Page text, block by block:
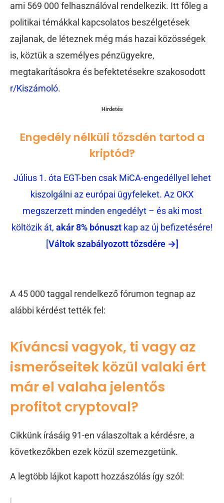
ami 569 000 felhasználóval rendelkezik. Itt főleg a
politikai témákkal kapcsolatos beszélgetések
zajlanak, de léteznek még más hazai közösségek
is, köztük a személyes pénzügyekre,
megtakarításokra és befektetésekre szakosodott
r/Kiszámoló.
Hirdetés
Engedély nélküli tőzsdén tartod a
kriptód?
Július 1. óta EGT-ben csak MiCA-engedéllyel lehet
kiszolgálni az európai ügyfeleket. Az OKX
megszerzett minden engedélyt – és aki most
költözik át, akár 8% bónusztkap az új befizetésére!
[Váltok szabályozott tőzsdére →]
A 45 000 taggal rendelkező fórumon tegnap az
alábbi kérdést tették fel:
Kíváncsi vagyok, ti vagy az
ismerőseitek közül valaki ért
már el valaha jelentős
profitot cryptoval?
Cikkünk írásáig 91-en válaszoltak a kérdésre, a
következőkben ezek közül szemezgetünk.
A legtöbb lájkot kapott hozzászólás így szól: